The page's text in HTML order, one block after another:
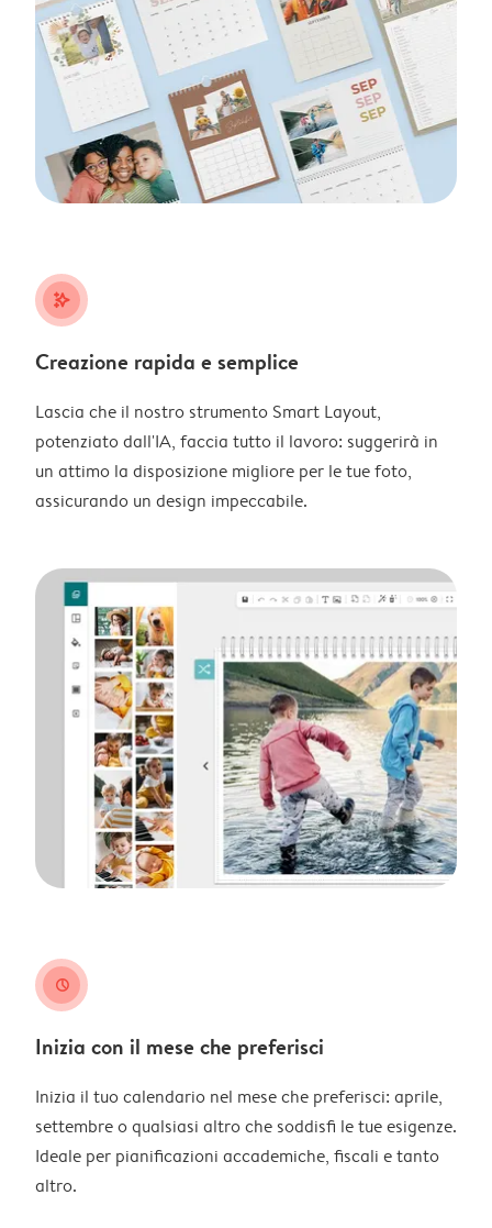
stars_plus
Creazione rapida e semplice
Lascia che il nostro strumento Smart Layout,
potenziato dall'IA, faccia tutto il lavoro: suggerirà in
un attimo la disposizione migliore per le tue foto,
assicurando un design impeccabile.
clock
Inizia con il mese che preferisci
Inizia il tuo calendario nel mese che preferisci: aprile,
settembre o qualsiasi altro che soddisfi le tue esigenze.
Ideale per pianificazioni accademiche, fiscali e tanto
altro.